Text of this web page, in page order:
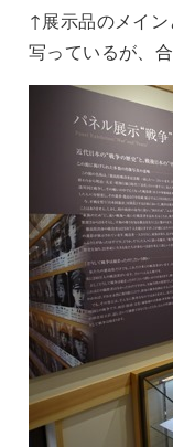
↑展示品のメイ
写っているが、合